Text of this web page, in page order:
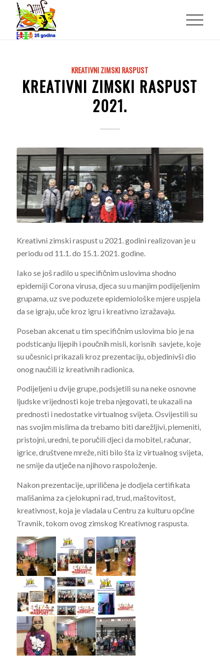
KREATIVNI ZIMSKI RASPUST
KREATIVNI ZIMSKI RASPUST
2021.
Kreativni zimski raspust u 2021. godini realizovan je u
periodu od 11.1. do 15.1. 2021. godine.
Iako se još radilo u specifičnim uslovima shodno
epidemiji Corona virusa, djeca su u manjim podijeljenim
grupama, uz sve poduzete epidemiološke mjere uspjela
da se igraju, uče kroz igru i kreativno izražavaju.
Poseban akcenat u tim specifičnim uslovima bio je na
podsticanju lijepih i poučnih misli, korisnih savjete, koje
su učesnici prikazali kroz prezentaciju, objedinivši dio
onog naučili iz kreativnih radionica.
Podijeljeni u dvije grupe, podsjetili su na neke osnovne
ljudske vrijednosti koje treba njegovati, te ukazali na
prednosti i nedostatke virtualnog svijeta. Osvijestili su
nas svojim mislima da trebamo biti darežljivi, plemeniti,
pristojni, uredni, te poručili djeci da mobitel, računar,
igrice, društvene mreže, niti bilo šta iz virtualnog svijeta,
ne smije da utječe na njihovo raspoloženje.
Nakon prezentacije, upriličena je dodjela certifikata
mališanima za cjelokupni rad, trud, maštovitost,
kreativnost, koja je vladala u Centru za kulturu općine
Travnik, tokom ovog zimskog Kreativnog raspusta.